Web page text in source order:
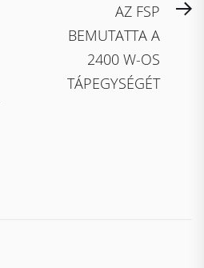
AZ FSP
BEMUTATTA A
2400 W-OS
TÁPEGYSÉGÉT